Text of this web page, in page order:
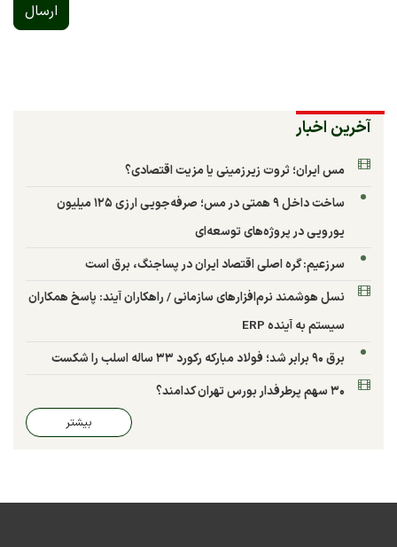
ارسال
آخرین اخبار
مس ایران؛ ثروت زیرزمینی یا مزیت اقتصادی؟
ساخت داخل ۹ همتی در مس؛ صرفه‌جویی ارزی ۱۲۵ میلیون
یورویی در پروژه‌های توسعه‌ای
سرزعیم: گره اصلی اقتصاد ایران در پساجنگ، برق است
نسل هوشمند نرم‌افزارهای سازمانی / راهکاران آیند: پاسخ همکاران
سیستم به آینده ERP
برق ۹۰ برابر شد؛ فولاد مبارکه رکورد ۳۳ ساله اسلب را شکست
۳۰ سهم پرطرفدار بورس تهران کدامند؟
بیشتر